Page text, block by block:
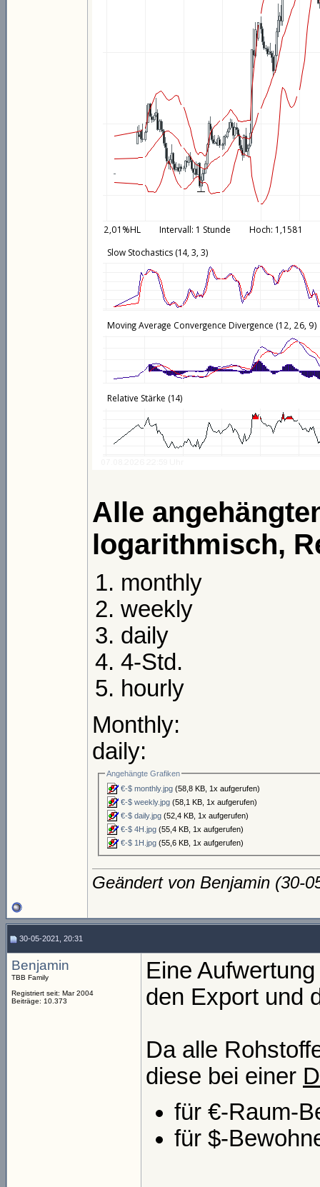
Alle
logarithmisch,
monthly
weekly
daily
4-Std.
hourly
Monthly:
daily:
Angehängte Grafiken
€-$ monthly.jpg (58,8 KB, 1x aufgerufen)
€-$ weekly.jpg (58,1 KB, 1x aufgerufen)
€-$ daily.jpg (52,4 KB, 1x aufgerufen)
€-$ 4H.jpg (55,4 KB, 1x aufgerufen)
€-$ 1H.jpg (55,6 KB, 1x aufgerufen)
Geändert von Benjamin (30-
30-05-2021, 20:31
Benjamin
TBB Family
Registriert seit: Mar 2004
Beiträge: 10.373
Eine
den Export und
Da alle
diese bei einer
für €-Raum-
für $-